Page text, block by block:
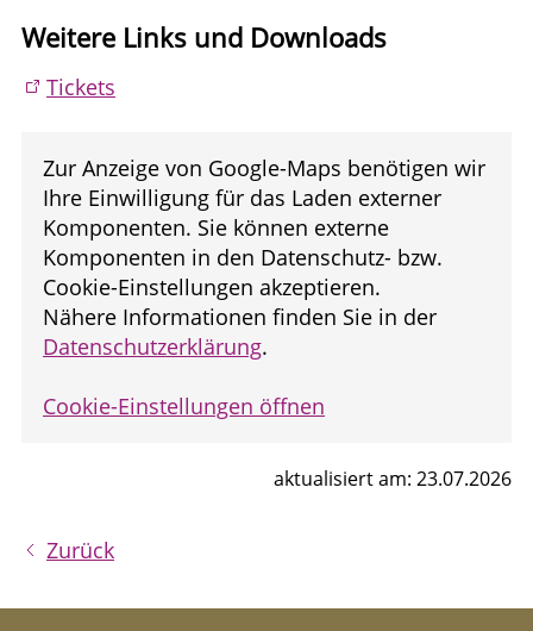
Weitere Links und Downloads
Tickets
Zur Anzeige von Google-Maps benötigen wir
Ihre Einwilligung für das Laden externer
Komponenten. Sie können externe
Komponenten in den Datenschutz- bzw.
Cookie-Einstellungen akzeptieren.
Nähere Informationen finden Sie in der
Datenschutzerklärung.
Cookie-Einstellungen öffnen
aktualisiert am: 23.07.2026
Zurück